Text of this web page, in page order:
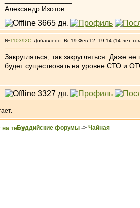
Александр Изотов
№110392 Добавлено: Вс 19 Фев 12, 19:14 (14 лет
Закругляться, так закругляться. Даже
будет существовать на уровне СТО и
Буддийские форумы -> Чайная